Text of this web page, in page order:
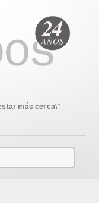
más cerca\"